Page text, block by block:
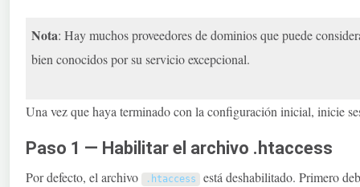
Nota: Hay muchos proveedores de dominios que puede
bien conocidos por su servicio excepcional.
Una vez que haya terminado con la configuración inicial, inicie
Paso 1 — Habilitar el archivo .htaccess
Por defecto, el archivo . htaccess está deshabilitado. Primero